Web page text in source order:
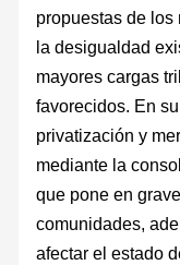
propuestas de
la desigualdad
mayores cargas
favorecidos. En
privatización y
mediante la
que pone en
comunidades,
afectar el estado